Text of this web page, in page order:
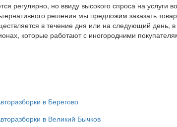
регулярно, но ввиду высокого спроса на услуги
решения мы предложим заказать
в течение дня или на следующий
которые работают с иногородними
в Берегово
в Великий Бычков